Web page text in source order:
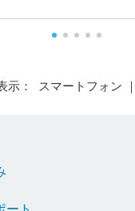
示： スマートフォン ｜